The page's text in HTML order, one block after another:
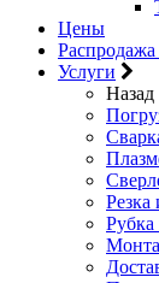
Цены
Распродажа
Услуги
Назад
Резка
Рубка